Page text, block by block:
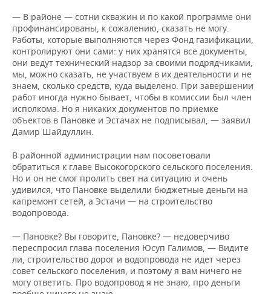
— В районе — сотни скважин и по какой программе они
профинансированы, к сожалению, сказать не могу.
Работы, которые выполняются через Фонд газификации,
контролируют они сами: у них хранятся все документы,
они ведут технический надзор за своими подрядчиками,
мы, можно сказать, не участвуем в их деятельности и не
знаем, сколько средств, куда выделено. При завершении
работ иногда нужно бывает, чтобы в комиссии был член
исполкома. Но я никаких документов по приемке
объектов в Пановке и Эстачах не подписывал, — заявил
Дамир Шайдуллин.
В районной администрации нам посоветовали
обратиться к главе Высокогорского сельского поселения.
Но и он не смог пролить свет на ситуацию и очень
удивился, что Пановке выделили бюджетные деньги на
капремонт сетей, а Эстачи — на строительство
водопровода.
— Пановке? Вы говорите, Пановке? — недоверчиво
переспросил глава поселения Юсуп Галимов, — Видите
ли, строительство дорог и водопровода не идет через
совет сельского поселения, и поэтому я вам ничего не
могу ответить. Про водопровод я не знаю, про деньги